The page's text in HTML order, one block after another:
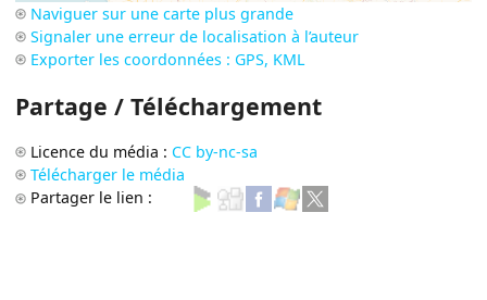
Naviguer sur une carte plus grande
Signaler une erreur de localisation à l’auteur
Exporter les coordonnées : GPS, KML
Partage / Téléchargement
Licence du média : CC by-nc-sa
Télécharger le média
Partager le lien :